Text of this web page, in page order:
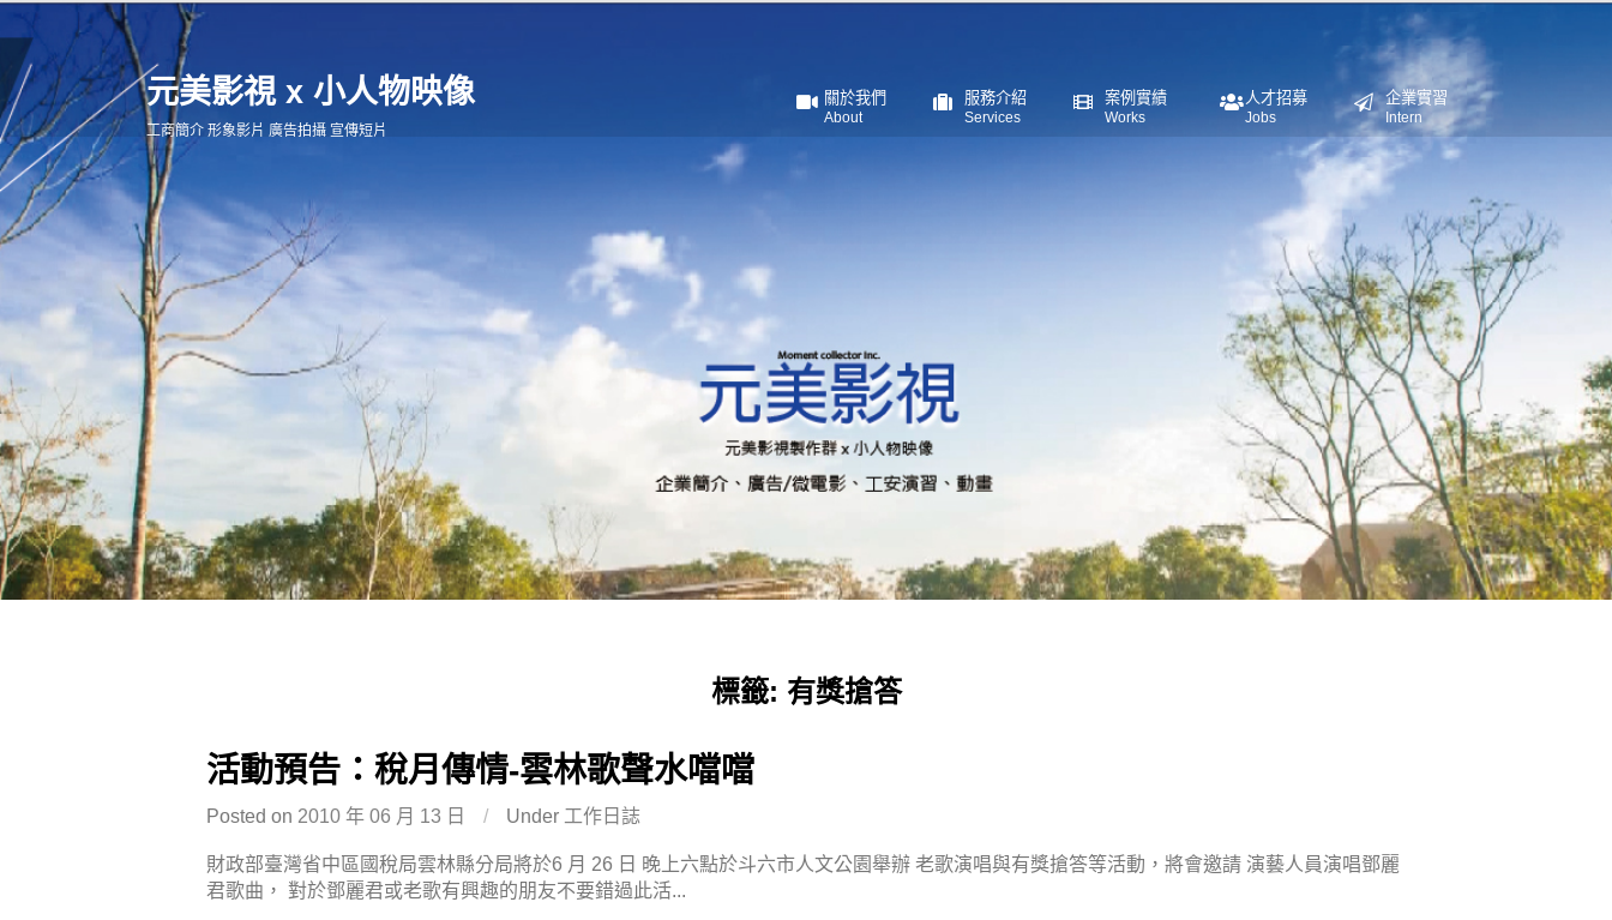
元美影視 x 小人物映像
工商簡介 形象影片 廣告拍攝 宣傳短片
關於我們 服務介紹 案例實績 人才招募 企業實習
標籤: 有獎搶答
活動預告：稅月傳情-雲林歌聲水噹噹
Posted on 2010 年 06 月 13 日 / Under 工作日誌
財政部臺灣省中區國稅局雲林縣分局將於6 月 26 日 晚上六點於斗六市人文公園舉辦 老歌演唱與有獎搶答等活動，將會邀請 演藝人員演唱鄧麗
君歌曲， 對於鄧麗君或老歌有興趣的朋友不要錯過此活...